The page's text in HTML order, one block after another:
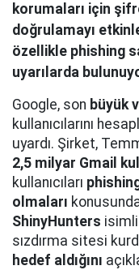
korumaları için
doğrulamayı
özellikle phishing
uyarılarda
Google, son büyük
kullanıcılarını
uyardı. Şirket,
2,5 milyar Gmail
kullanıcıları
olmaları
ShinyHunters
sızdırma sitesi
hedef aldığını